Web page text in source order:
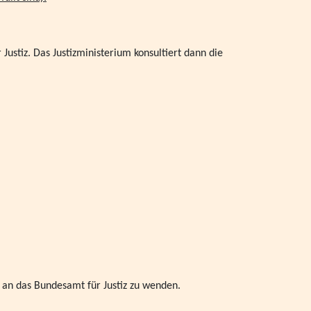
am 21. September 2023 in Seeshaupt in
Das Justizministerium konsultiert dann die
das Bundesamt für Justiz zu wenden.